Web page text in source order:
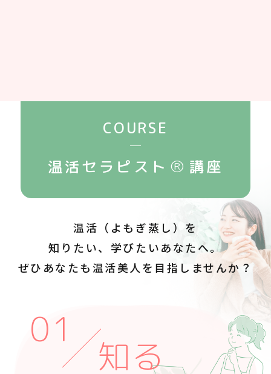
COURSE
温活セラピスト ® 講座
温活（よもぎ蒸し）を
知りたい、学びたいあなたへ。
ぜひあなたも温活美人を目指しませんか？
知る